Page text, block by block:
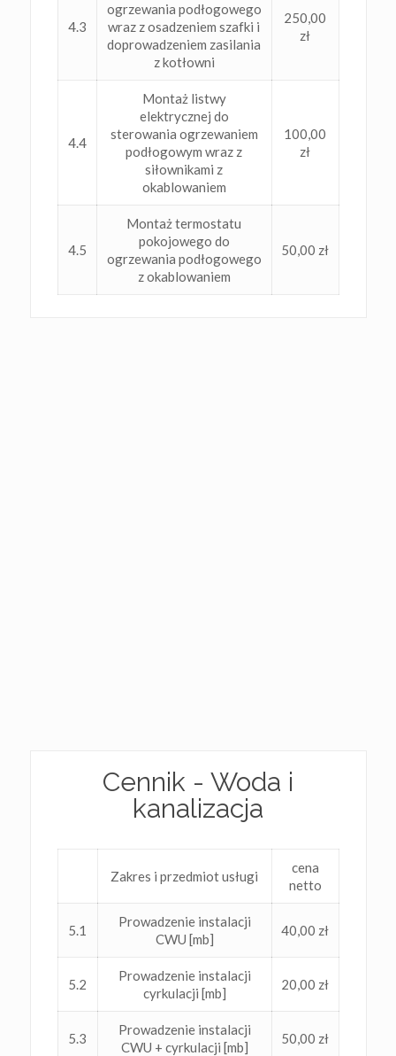
4.3
ogrzewania podłogowego
wraz z osadzeniem szafki i
doprowadzeniem zasilania
z kotłowni
250,00
zł
4.4
Montaż listwy
elektrycznej do
sterowania ogrzewaniem
podłogowym wraz z
siłownikami z
okablowaniem
100,00
zł
4.5
Montaż termostatu
pokojowego do
ogrzewania podłogowego
z okablowaniem
50,00 zł
Cennik - Woda i
kanalizacja
Zakres i przedmiot usługi
cena
netto
5.1
Prowadzenie instalacji
CWU [mb]
40,00 zł
5.2
Prowadzenie instalacji
cyrkulacji [mb]
20,00 zł
5.3
Prowadzenie instalacji
CWU + cyrkulacji [mb]
50,00 zł